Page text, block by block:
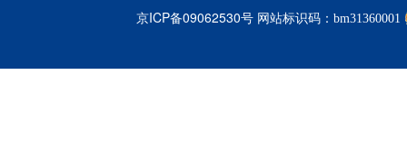
京ICP备09062530号 网站标识码：bm31360001